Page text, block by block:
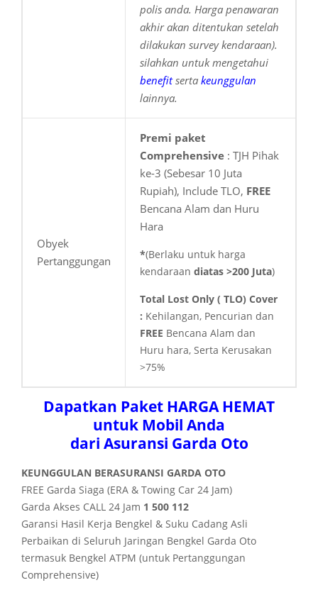
polis anda. Harga penawaran
akhir akan ditentukan setelah
dilakukan survey kendaraan).
silahkan untuk mengetahui
benefitserta keunggulan
lainnya.
Obyek
Pertanggungan
Premi paket
Comprehensive : TJH Pihak
ke-3 (Sebesar 10 Juta
Rupiah), Include TLO, FREE
Bencana Alam dan Huru
Hara
*(Berlaku untuk harga
kendaraan diatas >200 Juta)
Total Lost Only ( TLO) Cover
: Kehilangan, Pencurian dan
FREE Bencana Alam dan
Huru hara, Serta Kerusakan
>75%
Dapatkan Paket HARGA HEMAT
untuk Mobil Anda
dari Asuransi Garda Oto
KEUNGGULAN BERASURANSI GARDA OTO
FREE Garda Siaga (ERA & Towing Car 24 Jam)
Garda Akses CALL 24 Jam 1 500 112
Garansi Hasil Kerja Bengkel & Suku Cadang Asli
Perbaikan di Seluruh Jaringan Bengkel Garda Oto
termasuk Bengkel ATPM (untuk Pertanggungan
Comprehensive)